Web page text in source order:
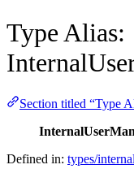
Type Alias:
Section titled “Type
Defined in: types/